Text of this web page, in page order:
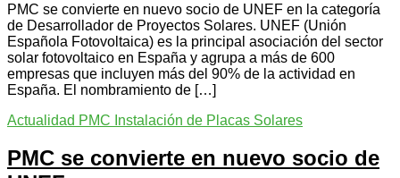
PMC se convierte en nuevo socio de UNEF en la categoría
de Desarrollador de Proyectos Solares. UNEF (Unión
Española Fotovoltaica) es la principal asociación del sector
solar fotovoltaico en España y agrupa a más de 600
empresas que incluyen más del 90% de la actividad en
España. El nombramiento de […]
Actualidad PMC Instalación de Placas Solares
PMC se convierte en nuevo socio de